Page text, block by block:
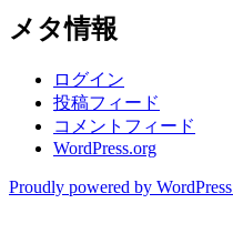
メタ情報
ログイン
投稿フィード
コメントフィード
WordPress.org
Proudly powered by WordPress